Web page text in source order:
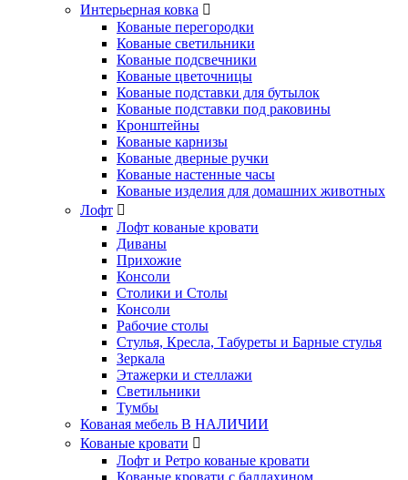
Интерьерная ковка
Кованые перегородки
Кованые светильники
Кованые подсвечники
Кованые цветочницы
Кованые подставки для бутылок
Кованые подставки под раковины
Кронштейны
Кованые карнизы
Кованые дверные ручки
Кованые настенные часы
Кованые изделия для домашних животных
Лофт
Лофт кованые кровати
Диваны
Прихожие
Консоли
Столики и Столы
Консоли
Рабочие столы
Стулья, Кресла, Табуреты и Барные стулья
Зеркала
Этажерки и стеллажи
Светильники
Тумбы
Кованая мебель В НАЛИЧИИ
Кованые кровати
Лофт и Ретро кованые кровати
Кованые кровати с балдахином